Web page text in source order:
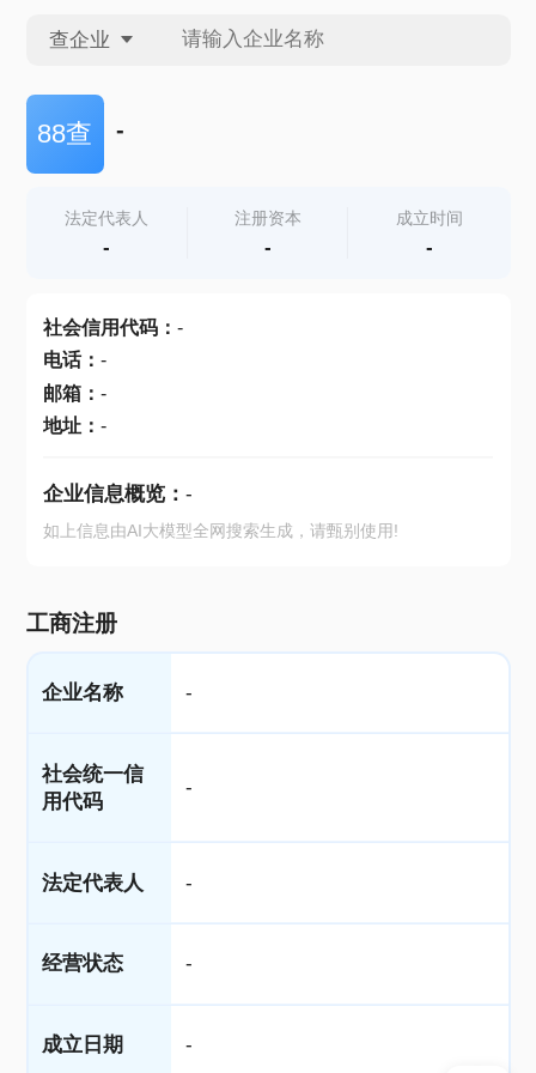
查企业
查企业
查产地
88查 -
法定代表人
-
注册资本
-
成立时间
-
社会信用代码： -
电话： -
邮箱： -
地址： -
企业信息概览： -
如上信息由AI大模型全网搜索生成，请甄别使用!
工商注册
企业名称 -
社会统一信
用代码
-
法定代表人 -
经营状态 -
成立日期 -